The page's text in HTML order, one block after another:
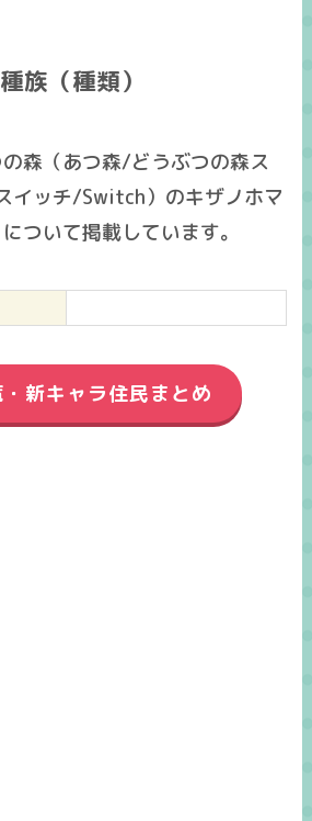
族（種類）
森（あつ森/どうぶつの森ス
イッチ/Switch）のキザノホマ
ついて掲載しています。
新キャラ住民まとめ